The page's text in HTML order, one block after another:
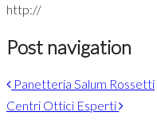
http://
Post navigation
Panetteria Salum Rossetti
Centri Ottici Esperti